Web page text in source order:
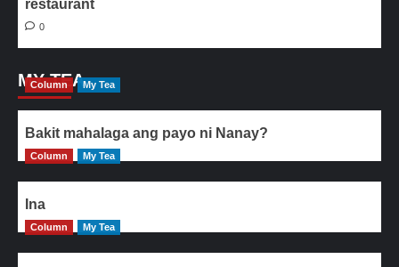
restaurant
0
MY TEA
Column My Tea
Bakit mahalaga ang payo ni Nanay?
Column My Tea
Ina
Column My Tea